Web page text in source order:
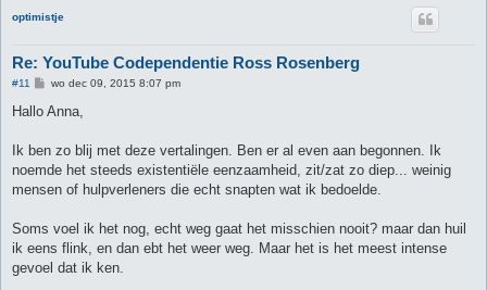
optimistje
Re: YouTube Codependentie Ross Rosenberg
#11
B
r
h
wo dec 09, 2015 8:07 pm
Hallo Anna,
Ik ben zo blij met deze vertalingen. Ben er al even aan begonnen. Ik
noemde het steeds existentiële eenzaamheid, zit/zat zo diep... weinig
mensen of hulpverleners die echt snapten wat ik bedoelde.
Soms voel ik het nog, echt weg gaat het misschien nooit? maar dan huil
ik eens flink, en dan ebt het weer weg. Maar het is het meest intense
gevoel dat ik ken.